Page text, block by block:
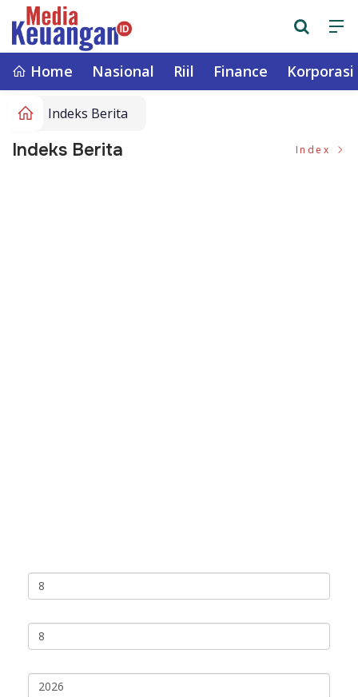
Home Nasional Riil Finance Korporasi
Indeks Berita
Indeks Berita Index